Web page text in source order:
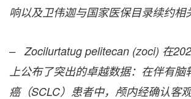
响以及卫伟迦与国家医保目录续约相
– Zocilurtatug pelitecan (zoci) 在
上公布了突出的卓越数据：在伴有脑
癌（SCLC）患者中，颅内经确认客